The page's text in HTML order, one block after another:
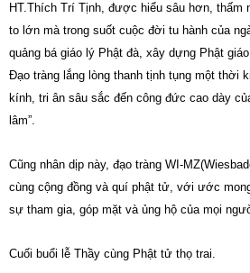
HT.Thích Trí Tịnh, được hiểu sâu hơn, thấm
to lớn mà trong suốt cuộc đời tu hành của
quảng bá giáo lý Phật đà, xây dựng Phật
Đạo tràng lắng lòng thanh tịnh tụng một thời
kính, tri ân sâu sắc đến công đức cao dày
lâm”.
Cũng nhân dịp này, đạo tràng WI-
cùng cộng đồng và quí phật tử, với ước
sự tham gia, góp mặt và ủng hộ của mọi
Cuối buổi lễ Thầy cùng Phật tử thọ trai.